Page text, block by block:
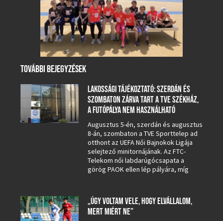
TOVÁBBI BEJEGYZÉSEK
LAKOSSÁGI TÁJÉKOZTATÓ: SZERDÁN ÉS
SZOMBATON ZÁRVA TART A TVE SZÉKHÁZ,
A FUTÓPÁLYA NEM HASZNÁLHATÓ
Augusztus 5-én, szerdán és augusztus
8-án, szombaton a TVE Sporttelep ad
otthont az UEFA Női Bajnokok Ligája
selejtező minitornájának. Az FTC-
Telekom női labdarúgócsapata a
görög PAOK ellen lép pályára, míg
„ÚGY VOLTAM VELE, HOGY ELVÁLLALOM,
MERT MIÉRT NE”